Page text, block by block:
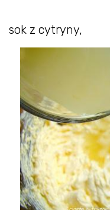
sok z cytryny,